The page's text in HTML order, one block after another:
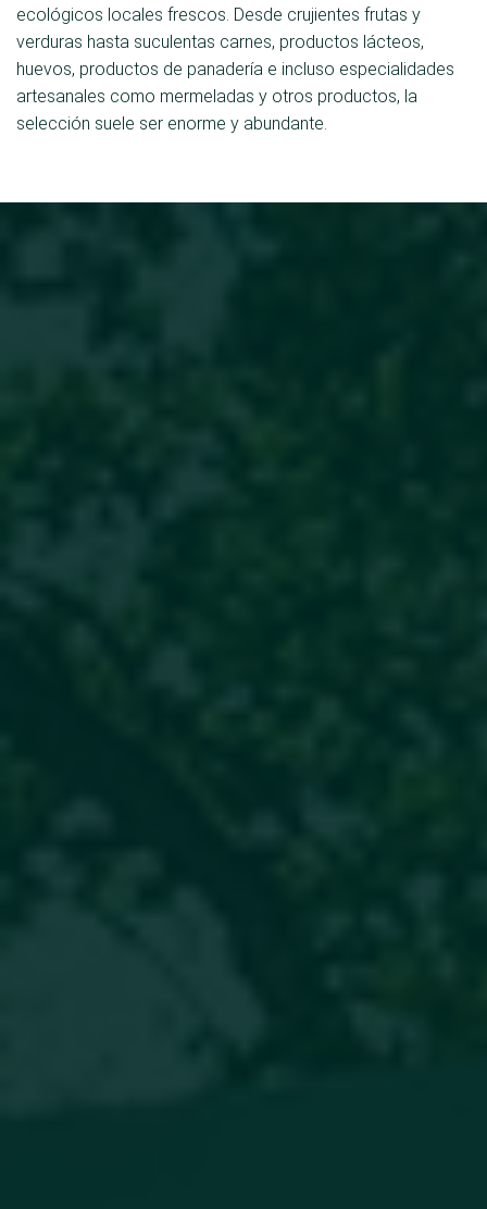
ecológicos locales frescos. Desde crujientes frutas y
verduras hasta suculentas carnes, productos lácteos,
huevos, productos de panadería e incluso especialidades
artesanales como mermeladas y otros productos, la
selección suele ser enorme y abundante.